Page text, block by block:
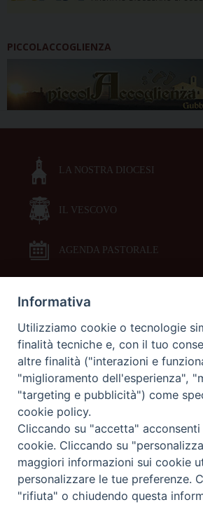
PICCOLACCOGLIENZA
LA NOSTRA DIOCESI
IL VESCOVO
AGENDA PASTORALE
DOCUMENTI PASTORALI
ORARI MESSE
LITURGIA DELLE ORE
GALLERIE FOTOGRAFICHE
GALLERIE VIDEO
Informativa
Utilizziamo cookie o tecnologie
finalità tecniche e, con il tuo
altre finalità ("interazioni e
"miglioramento dell'esperienza",
"targeting e pubblicità") come
cookie policy.
Cliccando su "accetta"
cookie. Cliccando su
maggiori informazioni sui cookie
personalizzare le tue preferenze.
"rifiuta" o chiudendo questa